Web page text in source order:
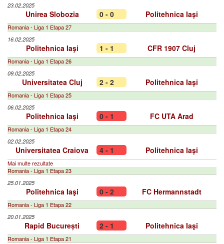
23.02.2025
Unirea Slobozia 0 - 0 Politehnica Iaşi
Romania - Liga 1 Etapa 27
16.02.2025
Politehnica Iaşi 1 - 1 CFR 1907 Cluj
Romania - Liga 1 Etapa 26
09.02.2025
Universitatea Cluj 2 - 2 Politehnica Iaşi
Romania - Liga 1 Etapa 25
06.02.2025
Politehnica Iaşi 0 - 1 FC UTA Arad
Romania - Liga 1 Etapa 24
02.02.2025
Universitatea Craiova 4 - 1 Politehnica Iaşi
Mai multe rezultate
Romania - Liga 1 Etapa 23
25.01.2025
Politehnica Iaşi 0 - 2 FC Hermannstadt
Romania - Liga 1 Etapa 22
20.01.2025
Rapid București 2 - 1 Politehnica Iaşi
Romania - Liga 1 Etapa 21